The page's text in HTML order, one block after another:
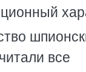
все